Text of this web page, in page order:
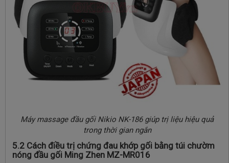
Máy massage đầu gối Nikio NK-186 giúp trị liệu hiệu quả
trong thời gian ngắn
5.2 Cách điều trị chứng đau khớp gối bằng túi chườm
nóng đầu gối Ming Zhen MZ-MR016